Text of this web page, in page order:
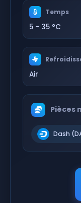
Temps
5 - 35 °C
Air
Pièces
Dash